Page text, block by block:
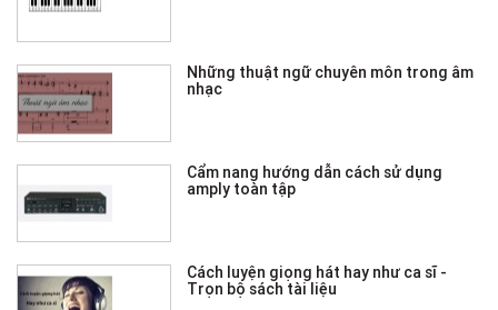
Những thuật ngữ chuyên môn trong âm
nhạc
Cẩm nang hướng dẫn cách sử dụng
amply toàn tập
Cách luyện giọng hát hay như ca sĩ -
Trọn bộ sách tài liệu